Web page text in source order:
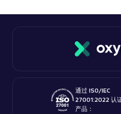
通过 ISO/IEC
27001:2022 认
产品：